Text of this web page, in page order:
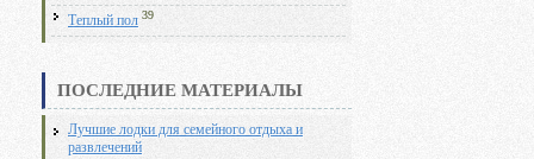
Теплый пол 39
ПОСЛЕДНИЕ МАТЕРИАЛЫ
Лучшие лодки для семейного отдыха и
развлечений